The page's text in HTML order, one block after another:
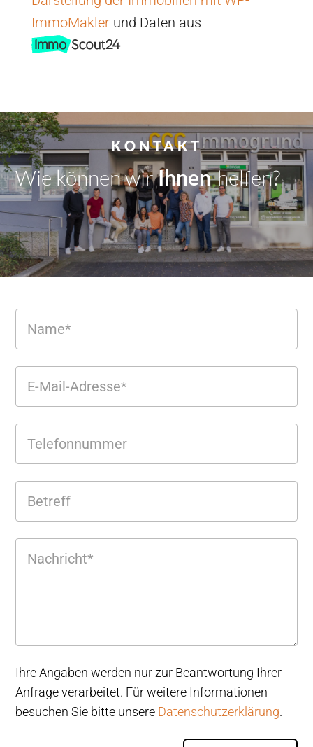
ImmoMaklerund Daten aus
KONTAKT
Wie können wirDir|helfen?
Ihre Angaben werden nur zur Beantwortung Ihrer
Anfrage verarbeitet. Für weitere Informationen
besuchen Sie bitte unsere Datenschutzerklärung.